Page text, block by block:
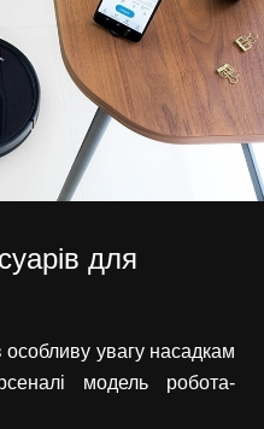
для
увагу насадкам
модель робота-